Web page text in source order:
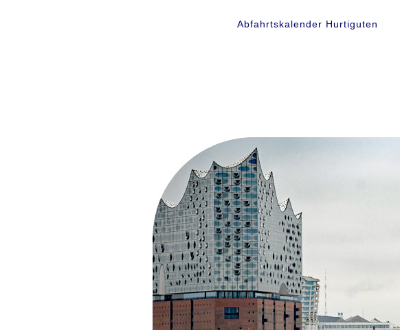
Abfahrtskalender Hurtiguten